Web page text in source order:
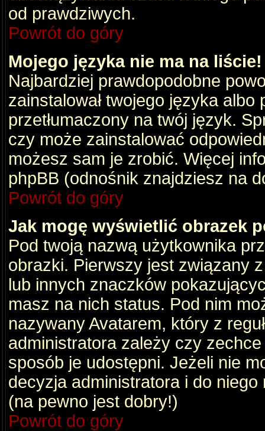
od prawdziwych.
Powrót do góry
Mojego języka nie ma na liście!
Najbardziej prawdopodobne
zainstalował twojego języka albo
przetłumaczony na twój język.
czy może zainstalować
możesz sam je zrobić. Więcej
phpBB (odnośnik znajdziesz na
Powrót do góry
Jak mogę wyświetlić obrazek
Pod twoją nazwą użytkownika
obrazki. Pierwszy jest związany
lub innych znaczków
masz na nich status. Pod nim
nazywany Avatarem, który z
administratora zależy czy
sposób je udostępni. Jeżeli nie
decyzja administratora i do
(na pewno jest dobry!)
Powrót do góry